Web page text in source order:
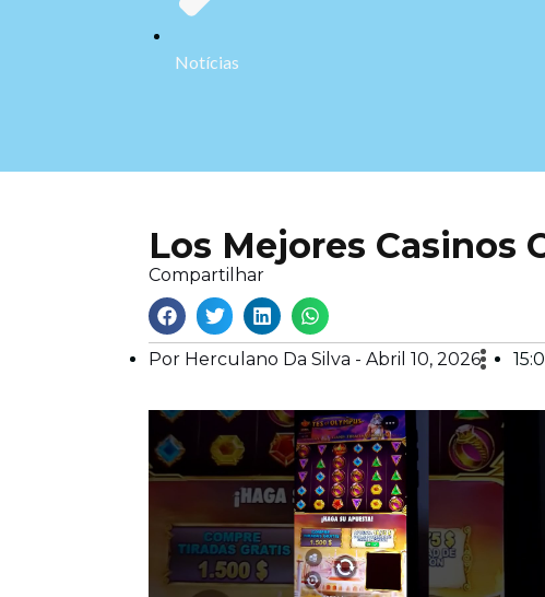
Notícias
Los Mejores Casinos
Compartilhar
Por Herculano Da Silva - Abril 10, 2026